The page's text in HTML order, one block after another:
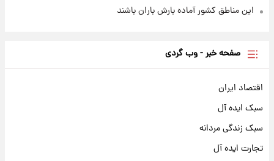
این مناطق کشور آماده بارش باران باشند
صفحه خبر - وب گردی
اقتصاد ایران
سبک ایده آل
سبک زندگی مردانه
تجارت ایده آل